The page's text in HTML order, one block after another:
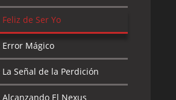
Feliz de Ser Yo
Error Mágico
La Señal de la Perdición
Alcanzando El Nexus